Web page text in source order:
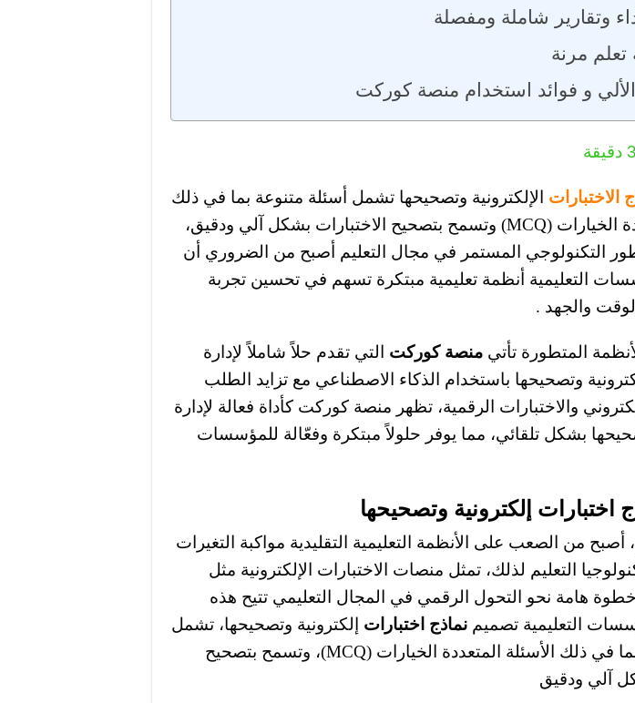
وتقارير شاملة ومفصلة
تعلم مرنة
الألي و فوائد استخدام منصة كوركت
3 دقيقة
الاختبارات الإلكترونية وتصحيحها تشمل أسئلة متنوعة بما في ذلك
الأسئلة المتعددة الخيارات (MCQ) وتسمح بتصحيح الاختبارات بشكل آلي ودقيق،
التكنولوجي المستمر في مجال التعليم أصبح من الضروري أن
التعليمية أنظمة تعليمية مبتكرة تسهم في تحسين تجربة
والجهد .
المتطورة تأتي منصة كوركت التي تقدم حلاً شاملاً لإدارة
وتصحيحها باستخدام الذكاء الاصطناعي مع تزايد الطلب
والاختبارات الرقمية، تظهر منصة كوركت كأداة فعالة لإدارة
بشكل تلقائي، مما يوفر حلولاً مبتكرة وفعّالة للمؤسسات
اختبارات إلكترونية وتصحيحها
أصبح من الصعب على الأنظمة التعليمية التقليدية مواكبة التغيرات
التعليم لذلك، تمثل منصات الاختبارات الإلكترونية مثل
خطوة هامة نحو التحول الرقمي في المجال التعليمي تتيح هذه
التعليمية تصميم نماذج اختبارات إلكترونية وتصحيحها، تشمل
أسئلة متنوعة بما في ذلك الأسئلة المتعددة الخيارات (MCQ)، وتسمح بتصحيح
آلي ودقيق